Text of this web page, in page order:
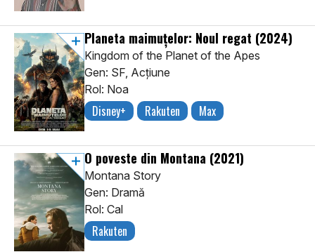
Planeta maimuțelor: Noul regat (2024)
Kingdom of the Planet of the Apes
Gen: SF, Acţiune
Rol: Noa
Disney+ Rakuten Max
O poveste din Montana (2021)
Montana Story
Gen: Dramă
Rol: Cal
Rakuten